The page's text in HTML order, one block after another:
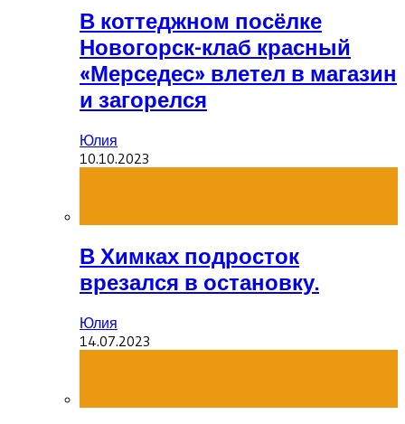
В коттеджном посёлке
Новогорск-клаб красный
«Мерседес» влетел в магазин
и загорелся
Юлия
10.10.2023
В Химках подросток
врезался в остановку.
Юлия
14.07.2023